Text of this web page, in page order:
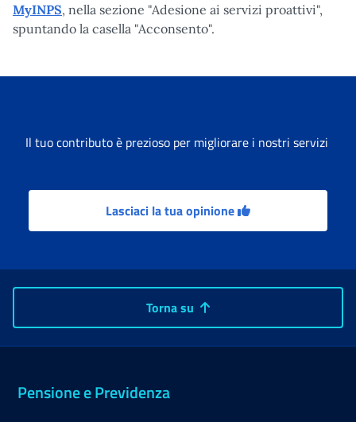
MyINPS, nella sezione "Adesione ai servizi proattivi",
spuntando la casella "Acconsento".
Il tuo contributo è prezioso per migliorare i nostri servizi
Lasciaci la tua opinione
Torna su
Pensione e Previdenza